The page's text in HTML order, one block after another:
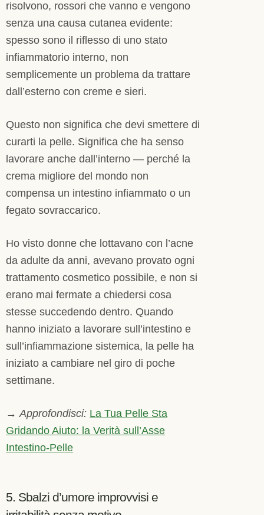
risolvono, rossori che vanno e vengono
senza una causa cutanea evidente:
spesso sono il riflesso di uno stato
infiammatorio interno, non
semplicemente un problema da trattare
dall’esterno con creme e sieri.
Questo non significa che devi smettere di
curarti la pelle. Significa che ha senso
lavorare anche dall’interno — perché la
crema migliore del mondo non
compensa un intestino infiammato o un
fegato sovraccarico.
Ho visto donne che lottavano con l’acne
da adulte da anni, avevano provato ogni
trattamento cosmetico possibile, e non si
erano mai fermate a chiedersi cosa
stesse succedendo dentro. Quando
hanno iniziato a lavorare sull’intestino e
sull’infiammazione sistemica, la pelle ha
iniziato a cambiare nel giro di poche
settimane.
→Approfondisci: La Tua Pelle Sta
Gridando Aiuto: la Verità sull’Asse
Intestino-Pelle
5. Sbalzi d’umore improvvisi e